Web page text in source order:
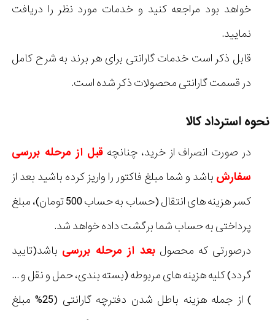
خواهد بود مراجعه کنید و خدمات مورد نظر را دریافت
نمایید.
قابل ذکر است خدمات گارانتی برای هر برند به شرح کامل
در قسمت گارانتی محصولات ذکر شده است.
نحوه استرداد کالا
در صورت انصراف از خرید، چنانچه قبل از مرحله بررسی
سفارش باشد و شما مبلغ فاکتور را واریز کرده باشید بعد از
کسر هزینه های انتقال (حساب به حساب 500 تومان)، مبلغ
پرداختی به حساب شما برگشت داده خواهد شد.
درصورتی که محصول بعد از مرحله بررسی باشد(تایید
گردد) کلیه هزینه های مربوطه (بسته بندی، حمل و نقل و ...
) از جمله هزینه باطل شدن دفترچه گارانتی (25% مبلغ